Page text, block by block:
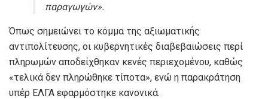
παραγωγών».
Όπως σημειώνει το κόμμα της αξιωματικής
αντιπολίτευσης, οι κυβερνητικές διαβεβαιώσεις περί
πληρωμών αποδείχθηκαν κενές περιεχομένου, καθώς
«τελικά δεν πληρώθηκε τίποτα», ενώ η παρακράτηση
υπέρ ΕΛΓΑ εφαρμόστηκε κανονικά.